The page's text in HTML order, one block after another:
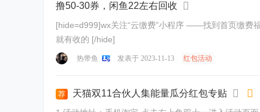
撸50-30券，闲鱼22左右回收
[hide=d999]wx关注“云缴费”小程序 ——找到首页缴费
就有收的 [/hide]
热带鱼 发表于 2023-11-13 红包活动
荐 天猫双11合伙人集能量瓜分红包专贴